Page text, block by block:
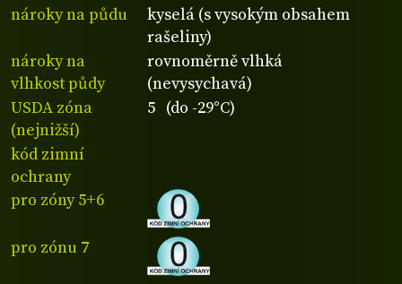
nároky na půdu
kyselá (s vysokým obsahem
rašeliny)
nároky na
vlhkost půdy
rovnoměrně vlhká
(nevysychavá)
USDA zóna
(nejnižší)
5 (do -29°C)
kód zimní
ochrany
pro zóny 5+6
pro zónu 7